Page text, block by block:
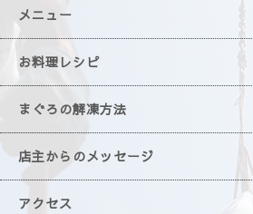
メニュー
お料理レシピ
まぐろの解凍方法
店主からのメッセージ
アクセス